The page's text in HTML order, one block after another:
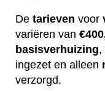
De tarieven voor
variëren van
basisverhuizing,
ingezet en alleen
verzorgd.